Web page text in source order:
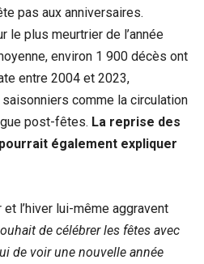
pas aux anniversaires.
le plus meurtrier de l’année
environ 1 900 décès ont
entre 2004 et 2023,
comme la circulation
post-fêtes. La reprise des
également expliquer
et l’hiver lui-même aggravent
de célébrer les fêtes avec
de voir une nouvelle année